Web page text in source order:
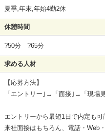
夏季,年末,年始4勤2休
休憩時間
?50分 ?65分
求める人材
【応募方法】
「エントリー｣→「面接｣→「現場
エントリーから最短1日で内定も可
来社面接はもちろん、電話・Web